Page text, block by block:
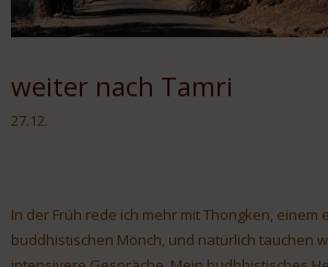
weiter nach Tamri
27.12.
In der Früh rede ich mehr mit Thongken, einem
buddhistischen Mönch, und natürlich tauchen